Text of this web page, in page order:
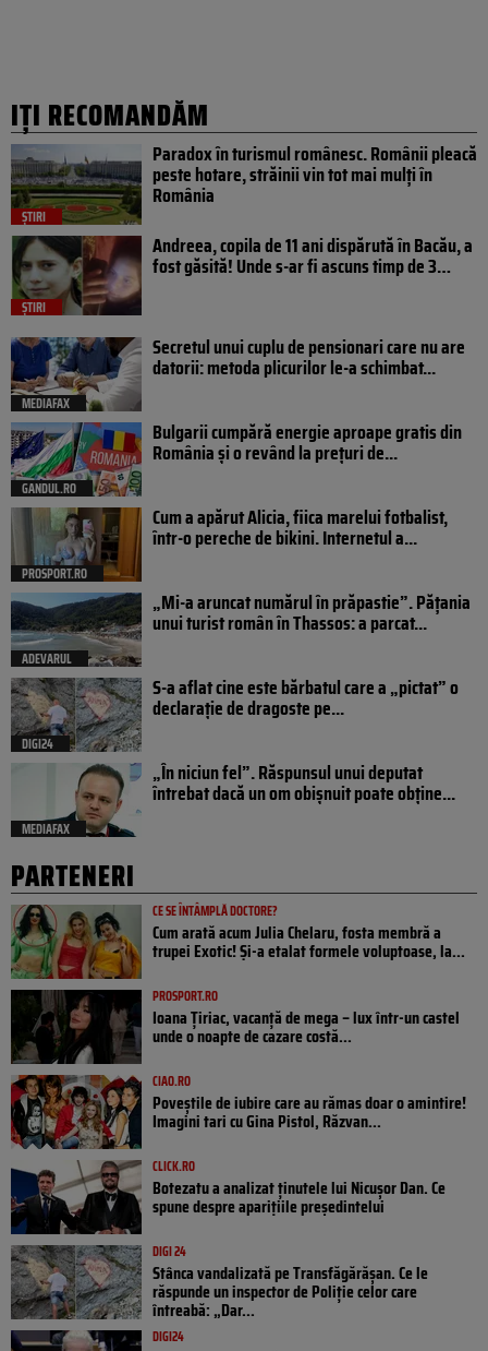
IȚI RECOMANDĂM
ȘTIRI
Paradox în turismul românesc. Românii pleacă
peste hotare, străinii vin tot mai mulți în
România
ȘTIRI
Andreea, copila de 11 ani dispărută în Bacău, a
fost găsită! Unde s-ar fi ascuns timp de 3…
MEDIAFAX
Secretul unui cuplu de pensionari care nu are
datorii: metoda plicurilor le-a schimbat...
GANDUL.RO
Bulgarii cumpără energie aproape gratis din
România și o revând la prețuri de...
PROSPORT.RO
Cum a apărut Alicia, fiica marelui fotbalist,
într-o pereche de bikini. Internetul a...
ADEVARUL
„Mi-a aruncat numărul în prăpastie”. Pățania
unui turist român în Thassos: a parcat...
DIGI24
S-a aflat cine este bărbatul care a „pictat” o
declarație de dragoste pe...
MEDIAFAX
„În niciun fel”. Răspunsul unui deputat
întrebat dacă un om obișnuit poate obține...
PARTENERI
CE SE ÎNTÂMPLĂ DOCTORE?
Cum arată acum Julia Chelaru, fosta membră a
trupei Exotic! Și-a etalat formele voluptoase, la...
PROSPORT.RO
Ioana Țiriac, vacanță de mega – lux într-un castel
unde o noapte de cazare costă...
CIAO.RO
Poveştile de iubire care au rămas doar o amintire!
Imagini tari cu Gina Pistol, Răzvan...
CLICK.RO
Botezatu a analizat ținutele lui Nicușor Dan. Ce
spune despre aparițiile președintelui
DIGI 24
Stânca vandalizată pe Transfăgărășan. Ce le
răspunde un inspector de Poliție celor care
întreabă: „Dar...
DIGI24